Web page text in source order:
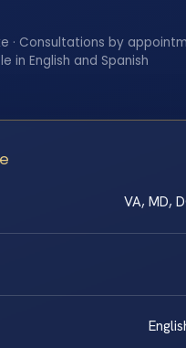
· Consultations by
in English and Spanish
VA, MD,